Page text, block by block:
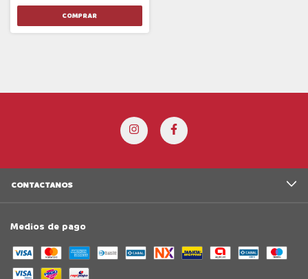
CONTACTANOS
Medios de pago